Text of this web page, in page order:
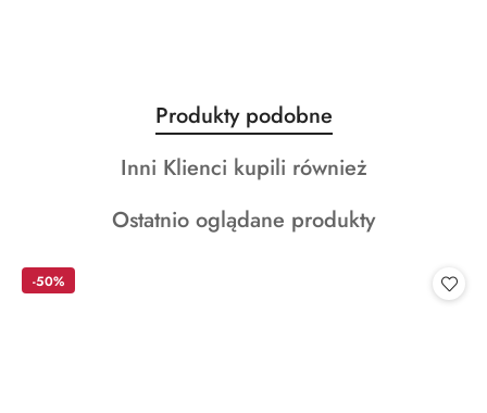
Pomiń karuzelę produktów
Produkty
o
statusie:
Produkty podobne
Produkty
statusie:
Inni Klienci kupili również
Produkty
Ostatnio oglądane produkty
-50%